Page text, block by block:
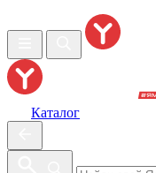
Каталог